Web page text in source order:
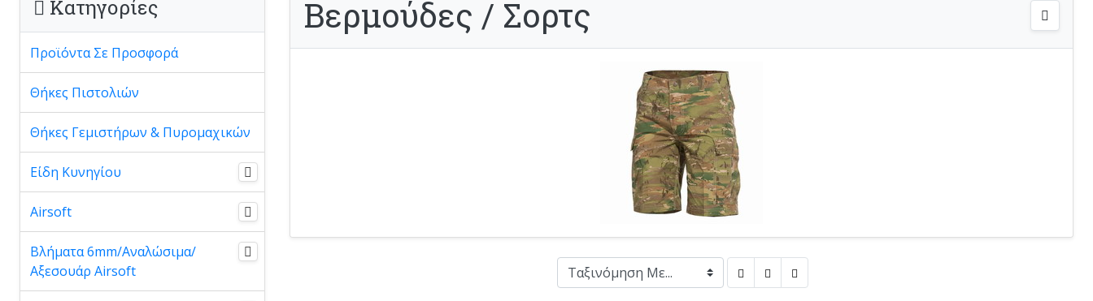
Βερμούδες / Σορτς
Κατηγορίες
Προϊόντα Σε Προσφορά
Θήκες Πιστολιών
Θήκες Γεμιστήρων & Πυρομαχικών
Είδη Κυνηγίου
Airsoft
Βλήματα 6mm/Αναλώσιμα/
Αξεσουάρ Airsoft